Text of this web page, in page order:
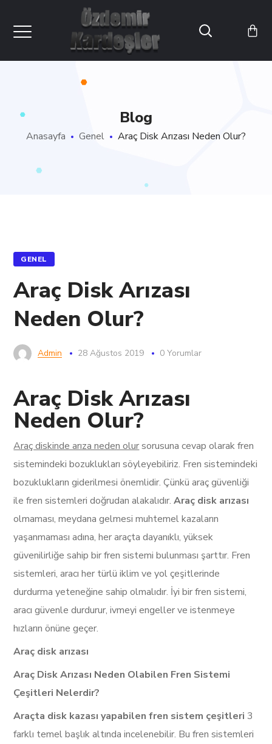
Blog
Anasayfa Genel Araç Disk Arızası Neden Olur?
GENEL
Araç Disk Arızası
Neden Olur?
Admin 28 Ağustos 2019 0 Yorumlar
Araç Disk Arızası
Neden Olur?
Araç diskinde arıza neden olursorusuna cevap olarak fren
sistemindeki bozuklukları söyleyebiliriz. Fren sistemindeki
bozuklukların giderilmesi önemlidir. Çünkü araç güvenliği
ile fren sistemleri doğrudan alakalıdır.Araç disk arızası
olmaması, meydana gelmesi muhtemel kazaların
yaşanmaması adına, her araçta dayanıklı, yüksek
güvenilirliğe sahip bir fren sistemi bulunması şarttır. Fren
sistemleri, aracı her türlü iklim ve yol çeşitlerinde
durdurma yeteneğine sahip olmalıdır. İyi bir fren sistemi,
aracı güvenle durdurur, ivmeyi engeller ve istenmeye
hızların önüne geçer.
Araç disk arızası
Araç Disk Arızası Neden Olabilen Fren Sistemi
Çeşitleri Nelerdir?
Araçta disk kazası yapabilen fren sistem çeşitleri3
farklı temel başlık altında incelenebilir. Bu fren sistemleri